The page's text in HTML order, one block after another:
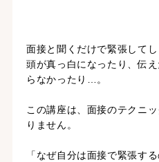
面接と聞くだけで緊張してし
頭が真っ白になったり、伝
らなかったり…。
この講座は、面接のテクニ
りません。
「なぜ自分は面接で緊張する